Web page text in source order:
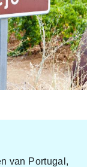
van Portugal,